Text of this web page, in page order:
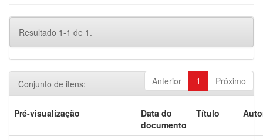
Resultado 1-1 de 1.
Anterior 1 Próximo
Conjunto de itens:
Pré-visualização
Data do
documento
Título